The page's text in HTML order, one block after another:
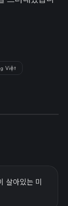
Việt
살아있는 미